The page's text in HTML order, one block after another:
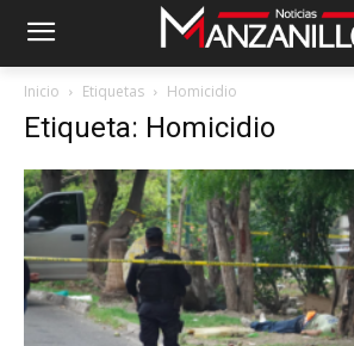
Inicio Etiquetas Homicidio
Etiqueta: Homicidio